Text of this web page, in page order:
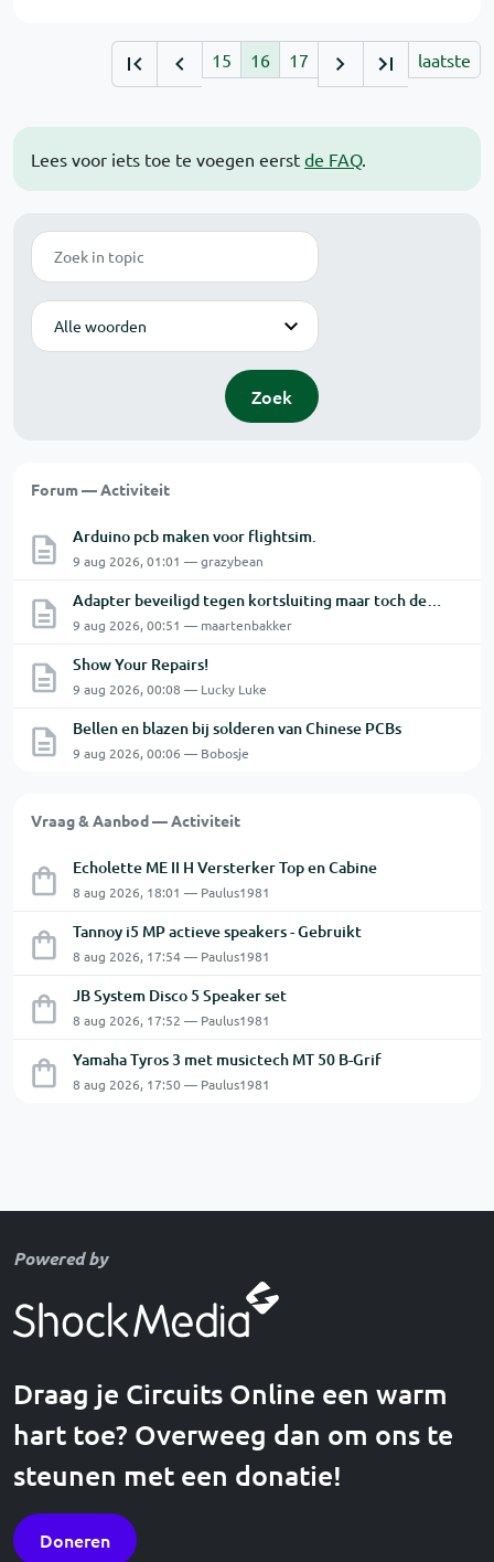
Lees voor iets toe te voegen eerst de FAQ.
Zoek
Modus
Zoek
Forum — Activiteit
Arduino pcb maken voor flightsim.
9 aug 2026, 01:01 — grazybean
Adapter beveiligd tegen kortsluiting maar toch defect?
9 aug 2026, 00:51 — maartenbakker
Show Your Repairs!
9 aug 2026, 00:08 — Lucky Luke
Bellen en blazen bij solderen van Chinese PCBs
9 aug 2026, 00:06 — Bobosje
Vraag & Aanbod — Activiteit
Echolette ME II H Versterker Top en Cabine
8 aug 2026, 18:01 — Paulus1981
Tannoy i5 MP actieve speakers - Gebruikt
8 aug 2026, 17:54 — Paulus1981
JB System Disco 5 Speaker set
8 aug 2026, 17:52 — Paulus1981
Yamaha Tyros 3 met musictech MT 50 B-Grif
8 aug 2026, 17:50 — Paulus1981
15 16 17 laatste
Powered by
Draag je Circuits Online een warm
hart toe? Overweeg dan om ons te
steunen met een donatie!
Doneren